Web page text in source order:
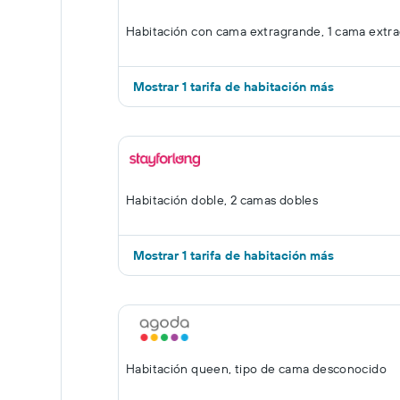
Habitación con cama extragrande, 1 cama
Mostrar 1 tarifa de habitación más
Habitación doble, 2 camas dobles
Mostrar 1 tarifa de habitación más
Habitación queen, tipo de cama desconocido